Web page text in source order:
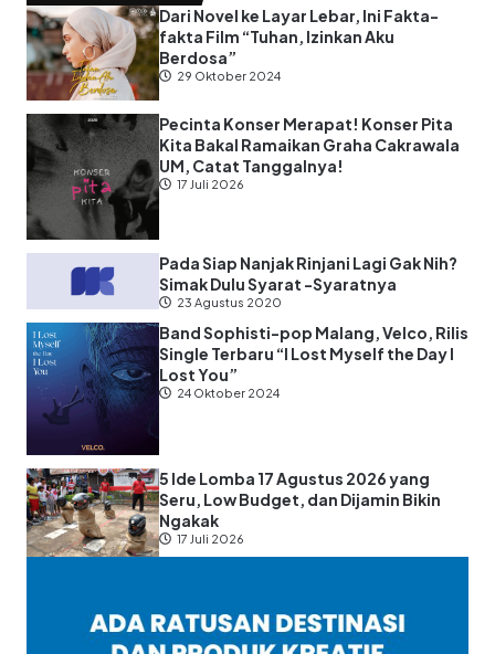
Dari Novel ke Layar Lebar, Ini Fakta-
fakta Film “Tuhan, Izinkan Aku
Berdosa”
29 Oktober 2024
Pecinta Konser Merapat! Konser Pita
Kita Bakal Ramaikan Graha Cakrawala
UM, Catat Tanggalnya!
17 Juli 2026
Pada Siap Nanjak Rinjani Lagi Gak Nih?
Simak Dulu Syarat -Syaratnya
23 Agustus 2020
Band Sophisti-pop Malang, Velco, Rilis
Single Terbaru “I Lost Myself the Day I
Lost You”
24 Oktober 2024
5 Ide Lomba 17 Agustus 2026 yang
Seru, Low Budget, dan Dijamin Bikin
Ngakak
17 Juli 2026